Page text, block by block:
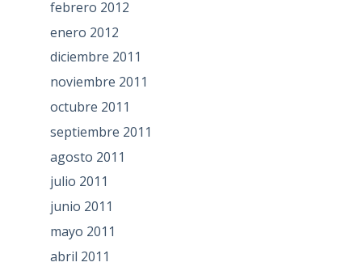
febrero 2012
enero 2012
diciembre 2011
noviembre 2011
octubre 2011
septiembre 2011
agosto 2011
julio 2011
junio 2011
mayo 2011
abril 2011